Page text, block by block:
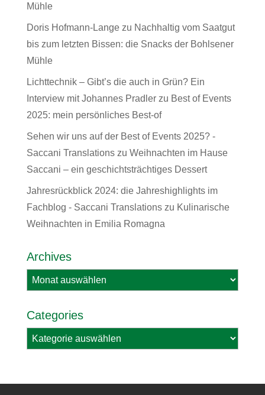
Mühle
Doris Hofmann-Langezu Nachhaltig vom Saatgut
bis zum letzten Bissen: die Snacks der Bohlsener
Mühle
Lichttechnik – Gibt’s die auch in Grün? Ein
Interview mit Johannes Pradlerzu Best of Events
2025: mein persönliches Best-of
Sehen wir uns auf der Best of Events 2025? -
Saccani Translationszu Weihnachten im Hause
Saccani – ein geschichtsträchtiges Dessert
Jahresrückblick 2024: die Jahreshighlights im
Fachblog - Saccani Translationszu Kulinarische
Weihnachten in Emilia Romagna
Archives
Archives
Categories
Categories